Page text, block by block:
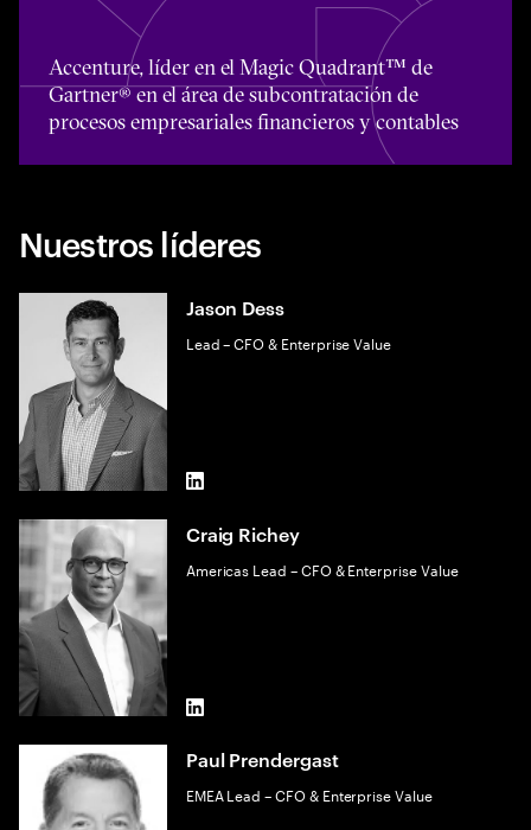
Toggle awards card detail view
Accenture, líder en el Magic Quadrant™ de
Gartner® en el área de subcontratación de
procesos empresariales financieros y contables
Nuestros líderes
Jason Dess
Lead – CFO & Enterprise Value
LinkedIn
Craig Richey
Americas Lead – CFO & Enterprise Value
LinkedIn
Paul Prendergast
EMEA Lead – CFO & Enterprise Value